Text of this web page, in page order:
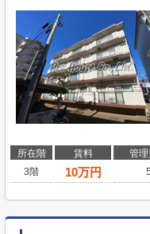
所在階 賃料
管
3階
10万円